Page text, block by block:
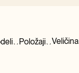
Položaji Veličina